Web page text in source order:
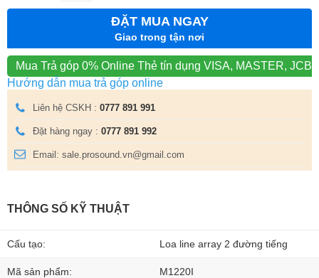
ĐẶT MUA NGAY
Giao trong tận nơi
Mua Trả góp 0% Online Thẻ tín dụng VISA, MASTER, JCB
Hướng dẫn mua trả góp online
Liên hệ CSKH : 0777 891 991
Đặt hàng ngay : 0777 891 992
Email: sale.prosound.vn@gmail.com
THÔNG SỐ KỸ THUẬT
Cấu tạo: Loa line array 2 đường tiếng
Mã sản phẩm: M1220I